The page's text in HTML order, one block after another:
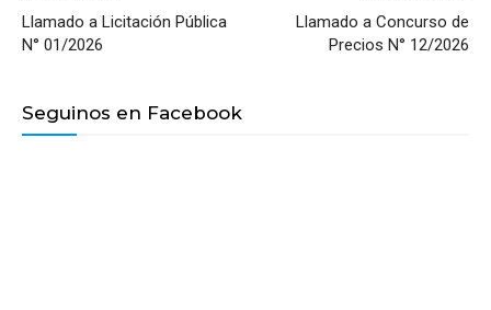
Llamado a Licitación Pública
N° 01/2026
Llamado a Concurso de
Precios N° 12/2026
Seguinos en Facebook